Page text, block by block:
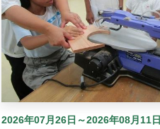
2026年07月26日～2026年08月11日